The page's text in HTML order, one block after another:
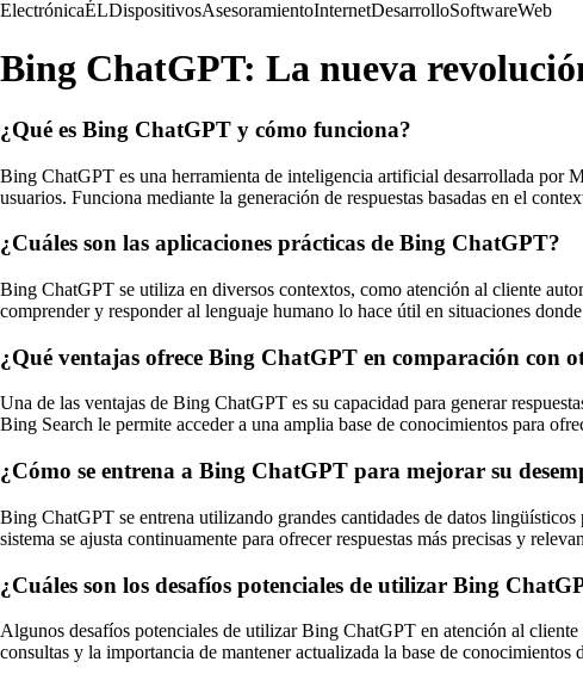
ElectrónicaÉLDispositivosAsesoramientoInternetDesarrolloSoftwareWeb
Bing ChatGPT: La nueva
¿Qué es Bing ChatGPT y cómo funciona?
Bing ChatGPT es una herramienta de inteligencia artificial desarrollada por
usuarios. Funciona mediante la generación de respuestas basadas en el
¿Cuáles son las aplicaciones prácticas de Bing ChatGPT?
Bing ChatGPT se utiliza en diversos contextos, como atención al cliente
comprender y responder al lenguaje humano lo hace útil en situaciones
¿Qué ventajas ofrece Bing ChatGPT en comparación con
Una de las ventajas de Bing ChatGPT es su capacidad para generar
Bing Search le permite acceder a una amplia base de conocimientos para
¿Cómo se entrena a Bing ChatGPT para mejorar su
Bing ChatGPT se entrena utilizando grandes cantidades de datos
sistema se ajusta continuamente para ofrecer respuestas más precisas y
¿Cuáles son los desafíos potenciales de utilizar Bing
Algunos desafíos potenciales de utilizar Bing ChatGPT en atención al
consultas y la importancia de mantener actualizada la base de conocimientos